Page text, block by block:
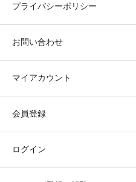
プライバシーポリシー
お問い合わせ
マイアカウント
会員登録
ログイン